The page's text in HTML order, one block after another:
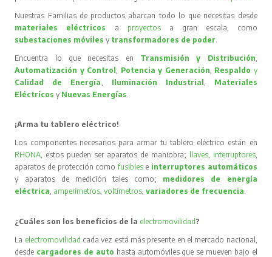
Nuestras Familias de productos abarcan todo lo que necesitas desde
materiales eléctricos
a proyectos
a gran escala, como
subestaciones móvilesy transformadores de poder
Encuentra lo que necesitas en Transmisión y Distribución
Automatización y Control
Potencia y Generación Respaldo y
Calidad de Energía
Iluminación Industrial
Materiales
Eléctricos y Nuevas Energías
¡Arma tu tablero eléctrico!
Los componentes necesarios para armar tu tablero eléctrico están en
RHONA , estos pueden ser aparatos de maniobra; llaves, interruptores,
aparatos de protección comofusibles e interruptores automáticos
y aparatos de medición tales como; medidores de energía
eléctrica amperímetros ,voltímetros ,variadores de frecuencia
¿Cuáles son los beneficios de la electromovilidad?
La electromovilidad cada vez está más presente en el mercado nacional,
desde cargadores de auto hasta automóviles que se mueven bajo el